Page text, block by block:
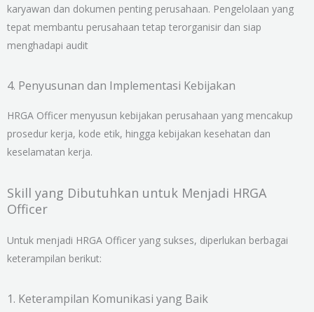
karyawan dan dokumen penting perusahaan. Pengelolaan yang
tepat membantu perusahaan tetap terorganisir dan siap
menghadapi audit
4. Penyusunan dan Implementasi Kebijakan
HRGA Officer menyusun kebijakan perusahaan yang mencakup
prosedur kerja, kode etik, hingga kebijakan kesehatan dan
keselamatan kerja.
Skill yang Dibutuhkan untuk Menjadi HRGA
Officer
Untuk menjadi HRGA Officer yang sukses, diperlukan berbagai
keterampilan berikut:
1. Keterampilan Komunikasi yang Baik